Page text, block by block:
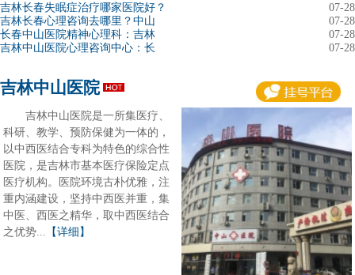
吉林长春失眠症治疗哪家医院好？
07-28
吉林长春心理咨询去哪里？中山
07-28
长春中山医院精神心理科：吉林
07-28
吉林中山医院心理咨询中心：长
07-28
吉林中山医院
吉林中山医院是一所集医疗、
科研、教学、预防保健为一体的，
以中西医结合专科为特色的综合性
医院，是吉林市基本医疗保险定点
医疗机构。医院环境古朴优雅，注
重内涵建设，坚持中西医并重，集
中医、西医之精华，取中西医结合
之优势... 【详细】